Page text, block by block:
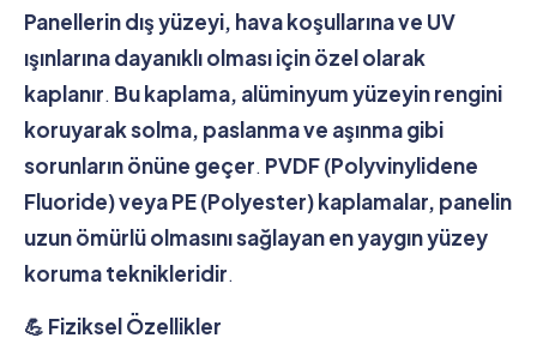
Panellerin dış yüzeyi, hava koşullarına ve UV
ışınlarına dayanıklı olması için özel olarak
kaplanır. Bu kaplama, alüminyum yüzeyin rengini
koruyarak solma, paslanma ve aşınma gibi
sorunların önüne geçer. PVDF (Polyvinylidene
Fluoride) veya PE (Polyester) kaplamalar, panelin
uzun ömürlü olmasını sağlayan en yaygın yüzey
koruma teknikleridir.
💪 Fiziksel Özellikler